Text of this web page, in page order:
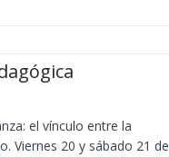
el vínculo entre la
Viernes 20 y sábado 21 de